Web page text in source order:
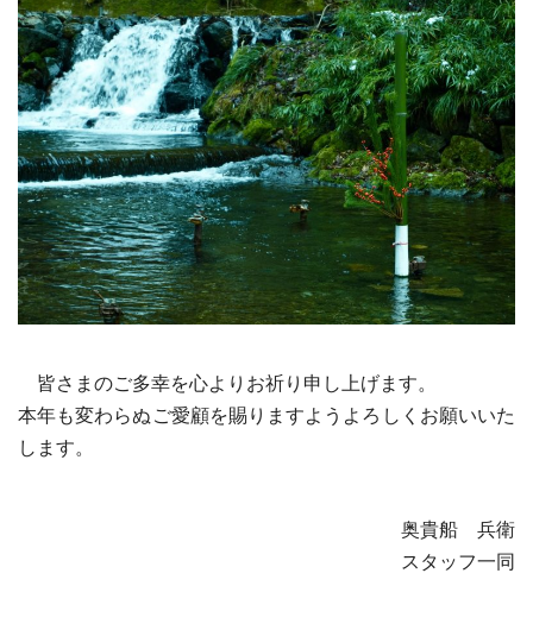
皆さまのご多幸を心よりお祈り申し上げます。
本年も変わらぬご愛顧を賜りますようよろしくお願いいた
します。
奥貴船 兵衛
スタッフ一同